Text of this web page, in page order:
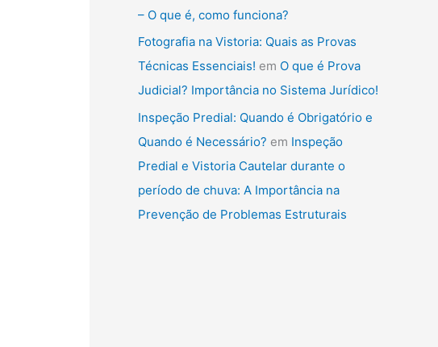
– O que é, como funciona?
Fotografia na Vistoria: Quais as Provas
Técnicas Essenciais! em O que é Prova
Judicial? Importância no Sistema Jurídico!
Inspeção Predial: Quando é Obrigatório e
Quando é Necessário? em Inspeção
Predial e Vistoria Cautelar durante o
período de chuva: A Importância na
Prevenção de Problemas Estruturais